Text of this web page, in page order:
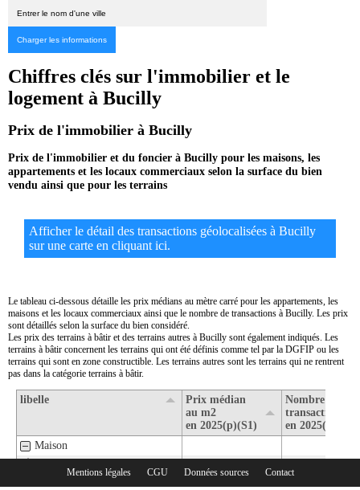
Mentions légales CGU Données sources Contact
Rubriques :
Chiffres clés sur l'immobilier et le
logement à Bucilly
Prix de l'immobilier à Bucilly
Prix de l'immobilier et du foncier à Bucilly pour les maisons, les
appartements et les locaux commerciaux selon la surface du bien
vendu ainsi que pour les terrains
Afficher le détail des transactions géolocalisées à Bucilly
sur une carte en cliquant ici.
Le tableau ci-dessous détaille les prix médians au mètre carré pour les appartements, les
maisons et les locaux commerciaux ainsi que le nombre de transactions à Bucilly. Les prix
sont détaillés selon la surface du bien considéré.
Les prix des terrains à bâtir et des terrains autres à Bucilly sont également indiqués. Les
terrains à bâtir concernent les terrains qui ont été définis comme tel par la DGFIP ou les
terrains qui sont en zone constructible. Les terrains autres sont les terrains qui ne rentrent
pas dans la catégorie terrains à bâtir.
libelle
Prix médian
au m2
en 2025(p)(S1)
Nombre de
transactions
en 2025(p)(S1)
Maison
2- Surface de 30 m2 à 80 m2